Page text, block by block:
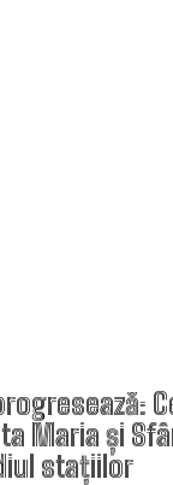
Maria și
stațiilor